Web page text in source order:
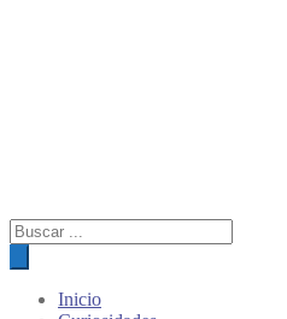
Búsqueda
de
productos
Inicio